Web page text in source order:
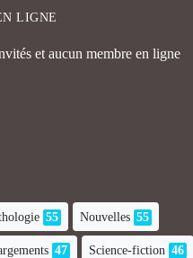
LIGNE
et aucun membre en ligne
55 Nouvelles 55
47 Science-fiction 46